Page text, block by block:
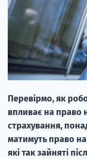
Перевірмо, як
впливає на право
страхування,
матимуть право
які так зайняті